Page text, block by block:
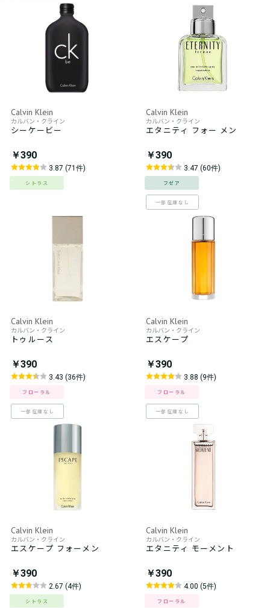
Calvin Klein
カルバン・クライン
シーケービー
￥390
3.87 (71件)
シトラス
Calvin Klein
カルバン・クライン
エタニティ フォー メン
￥390
3.47 (60件)
フゼア
一部在庫なし
Calvin Klein
カルバン・クライン
トゥルース
￥390
3.43 (36件)
フローラル
一部在庫なし
Calvin Klein
カルバン・クライン
エスケープ
￥390
3.88 (9件)
フローラル
一部在庫なし
Calvin Klein
カルバン・クライン
エスケープ フォーメン
￥390
2.67 (4件)
シトラス
Calvin Klein
カルバン・クライン
エタニティ モーメント
￥390
4.00 (5件)
フローラル